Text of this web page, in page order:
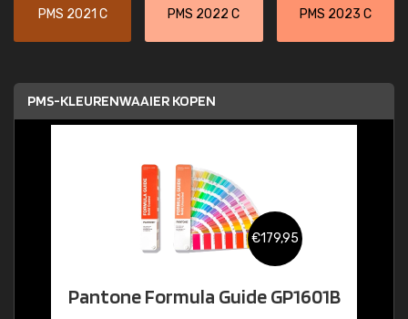
PMS 2021 C PMS 2022 C PMS 2023 C
PMS-KLEURENWAAIER KOPEN
€179,95
Pantone Formula Guide GP1601B